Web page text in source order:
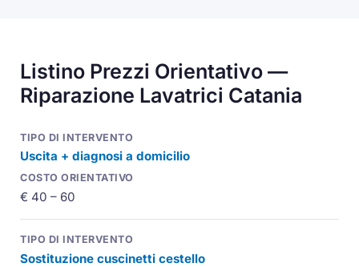
Listino Prezzi Orientativo —
Riparazione Lavatrici Catania
Uscita + diagnosi a domicilio
€ 40 – 60
Sostituzione cuscinetti cestello